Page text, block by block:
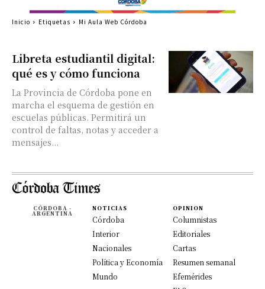
Libreta estudiantil digital:
qué es y cómo funciona
La Provincia de Córdoba pone en
marcha el esquema de gestión en
escuelas públicas. Permitirá un
control de faltas, notas y acceder a
mensajes...
Inicio Etiquetas Mi Aula Web Córdoba
CÓRDOBA -
ARGENTINA
NOTICIAS
Córdoba
Interior
Nacionales
Política y Economía
Mundo
OPINION
Columnistas
Editoriales
Cartas
Resumen semanal
Efemérides